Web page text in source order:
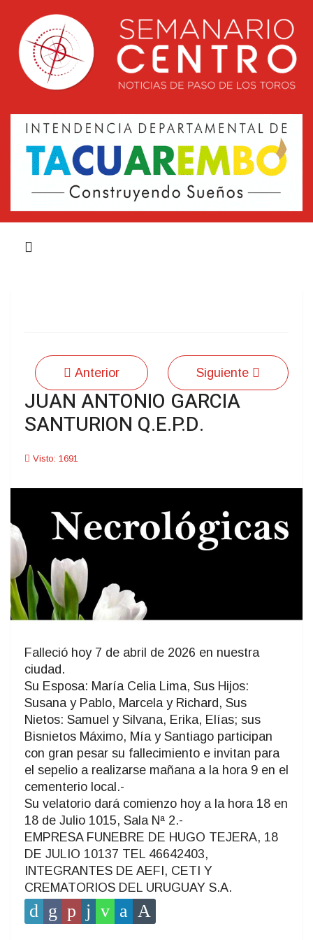
Anterior Siguiente
JUAN ANTONIO GARCIA
SANTURION Q.E.P.D.
Visto: 1691
Falleció hoy 7 de abril de 2026 en nuestra
ciudad.
Su Esposa: María Celia Lima, Sus Hijos:
Susana y Pablo, Marcela y Richard, Sus
Nietos: Samuel y Silvana, Erika, Elías; sus
Bisnietos Máximo, Mía y Santiago participan
con gran pesar su fallecimiento e invitan para
el sepelio a realizarse mañana a la hora 9 en el
cementerio local.-
Su velatorio dará comienzo hoy a la hora 18 en
18 de Julio 1015, Sala Nª 2.-
EMPRESA FUNEBRE DE HUGO TEJERA, 18
DE JULIO 10137 TEL 46642403,
INTEGRANTES DE AEFI, CETI Y
CREMATORIOS DEL URUGUAY S.A.